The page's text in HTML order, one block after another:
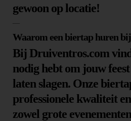
gewoon op locatie!
—
Waarom een biertap huren
Bij Druiventros.com
nodig hebt om jouw
laten slagen. Onze
professionele kwaliteit
zowel grote